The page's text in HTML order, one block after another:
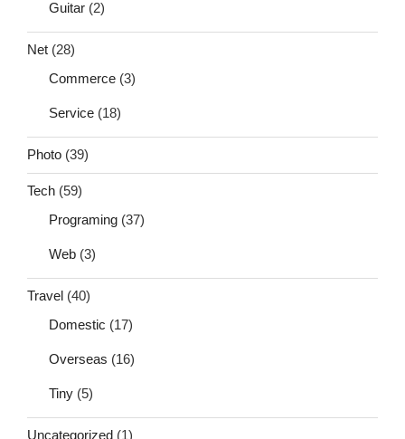
Guitar (2)
Net (28)
Commerce (3)
Service (18)
Photo (39)
Tech (59)
Programing (37)
Web (3)
Travel (40)
Domestic (17)
Overseas (16)
Tiny (5)
Uncategorized (1)